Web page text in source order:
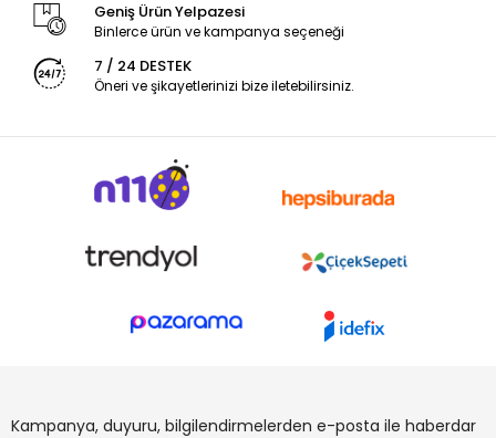
Geniş Ürün Yelpazesi
Binlerce ürün ve kampanya seçeneği
7 / 24 DESTEK
Öneri ve şikayetlerinizi bize iletebilirsiniz.
Kampanya, duyuru, bilgilendirmelerden e-posta ile haberdar